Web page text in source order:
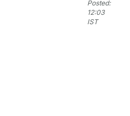
Posted:
12:03
IST